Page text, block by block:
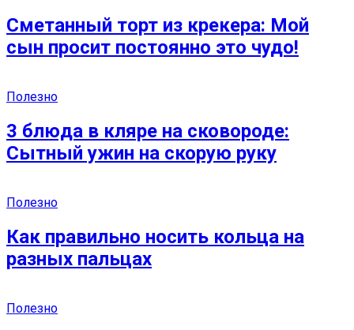
Сметанный торт из крекера: Мой
сын просит постоянно это чудо!
Полезно
3 блюда в кляре на сковороде:
Сытный ужин на скорую руку
Полезно
Как правильно носить кольца на
разных пальцах
Полезно